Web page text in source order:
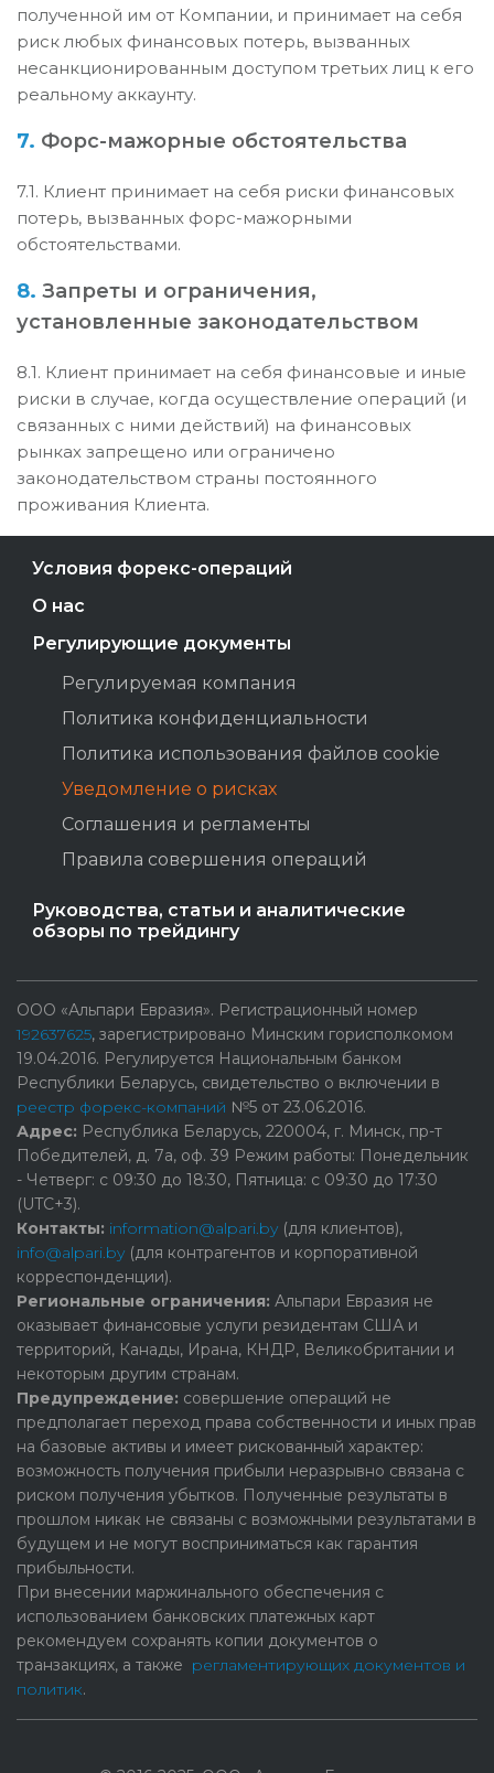
полученной им от Компании, и принимает на себя
риск любых финансовых потерь, вызванных
несанкционированным доступом третьих лиц к его
реальному аккаунту.
7. Форс-мажорные обстоятельства
7.1. Клиент принимает на себя риски финансовых
потерь, вызванных форс-мажорными
обстоятельствами.
8. Запреты и ограничения,
установленные законодательством
8.1. Клиент принимает на себя финансовые и иные
риски в случае, когда осуществление операций (и
связанных с ними действий) на финансовых
рынках запрещено или ограничено
законодательством страны постоянного
проживания Клиента.
Условия форекс-операций
О нас
Регулирующие документы
Регулируемая компания
Политика конфиденциальности
Политика использования файлов cookie
Уведомление о рисках
Соглашения и регламенты
Правила совершения операций
Руководства, статьи и аналитические
обзоры по трейдингу
ООО «Альпари Евразия». Регистрационный номер
192637625, зарегистрировано Минским горисполкомом
19.04.2016. Регулируется Национальным банком
Республики Беларусь, свидетельство о включении в
реестр форекс-компаний №5 от 23.06.2016.
Адрес: Республика Беларусь, 220004, г. Минск, пр-т
Победителей, д. 7а, оф. 39 Режим работы: Понедельник
- Четверг: с 09:30 до 18:30, Пятница: с 09:30 до 17:30
(UTC+3).
Контакты: information@alpari.by (для клиентов),
info@alpari.by (для контрагентов и корпоративной
корреспонденции).
Региональные ограничения: Альпари Евразия не
оказывает финансовые услуги резидентам США и
территорий, Канады, Ирана, КНДР, Великобритании и
некоторым другим странам.
Предупреждение: cовершение операций не
предполагает переход права собственности и иных прав
на базовые активы и имеет рискованный характер:
возможность получения прибыли неразрывно связана с
риском получения убытков. Полученные результаты в
прошлом никак не связаны с возможными результатами в
будущем и не могут восприниматься как гарантия
прибыльности.
При внесении маржинального обеспечения с
использованием банковских платежных карт
рекомендуем сохранять копии документов о
транзакциях, а также регламентирующих документов и
политик.